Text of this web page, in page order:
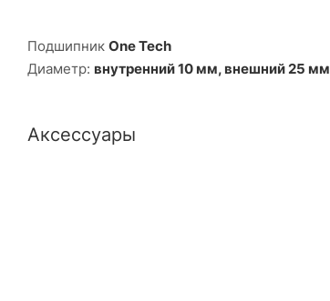
Подшипник One Tech
Диаметр: внутренний 10 мм, внешний 25 мм
Аксессуары